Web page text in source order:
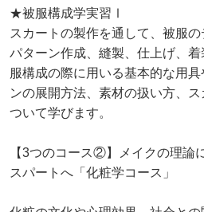
★被服構成学実習Ⅰ
スカートの製作を通して、被服の
パターン作成、縫製、仕上げ、
服構成の際に用いる基本的な用
ンの展開方法、素材の扱い方、
ついて学びます。
【3つのコース②】メイクの理論
スパートへ「化粧学コース」